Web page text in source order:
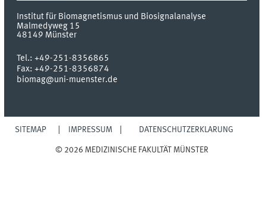
Institut für Biomagnetismus und Biosignalanalyse
Malmedyweg 15
48149 Münster
Tel.:+49-251-8356865
Fax:+49-251-8356874
biomag@uni-muenster.de
SITEMAP IMPRESSUM DATENSCHUTZERKLÄRUNG
© 2026 MEDIZINISCHE FAKULTÄT MÜNSTER